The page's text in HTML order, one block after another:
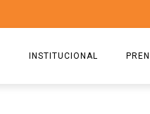
INSTITUCIONAL